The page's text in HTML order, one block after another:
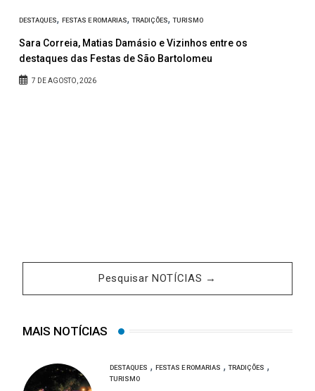
DESTAQUES, FESTAS E ROMARIAS,TRADIÇÕES,TURISMO
Sara Correia, Matias Damásio e Vizinhos entre os
destaques das Festas de São Bartolomeu
7 DE AGOSTO, 2026
Pesquisar NOTÍCIAS →
MAIS NOTÍCIAS
DESTAQUES , FESTAS E ROMARIAS ,TRADIÇÕES ,
TURISMO